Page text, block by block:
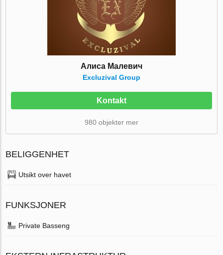
Алиса Малевич
Excluzival Group
Kontakt
980 objekter mer
BELIGGENHET
Utsikt over havet
FUNKSJONER
Private Basseng